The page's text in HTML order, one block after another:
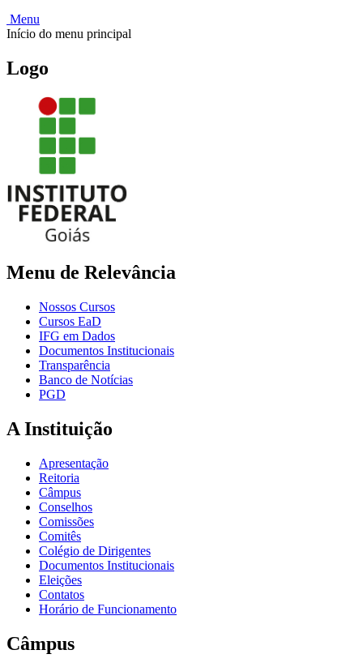
Menu
Início do menu principal
Logo
Menu de Relevância
Nossos Cursos
Cursos EaD
IFG em Dados
Documentos Institucionais
Transparência
Banco de Notícias
PGD
A Instituição
Apresentação
Reitoria
Câmpus
Conselhos
Comissões
Comitês
Colégio de Dirigentes
Documentos Institucionais
Eleições
Contatos
Horário de Funcionamento
Câmpus